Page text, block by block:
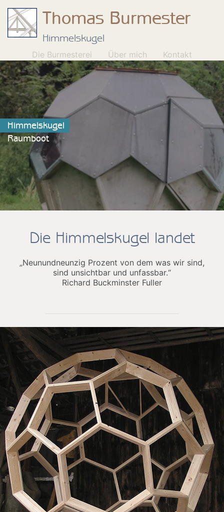
Thomas Burmester
Himmelskugel
Die Burmesterei Über mich Kontakt
Himmelskugel
Raumboot
Die Himmelskugel landet
„Neunundneunzig Prozent von dem was wir sind,
sind unsichtbar und unfassbar.“
Richard Buckminster Fuller